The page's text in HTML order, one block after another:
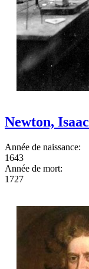
Newton, Isaac
Année de naissance:
1643
Année de mort:
1727